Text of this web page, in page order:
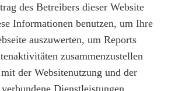
des Betreibers dieser Website
Informationen benutzen, um Ihre
auszuwerten, um Reports
zusammenzustellen
der Websitenutzung und der
Dienstleistungen